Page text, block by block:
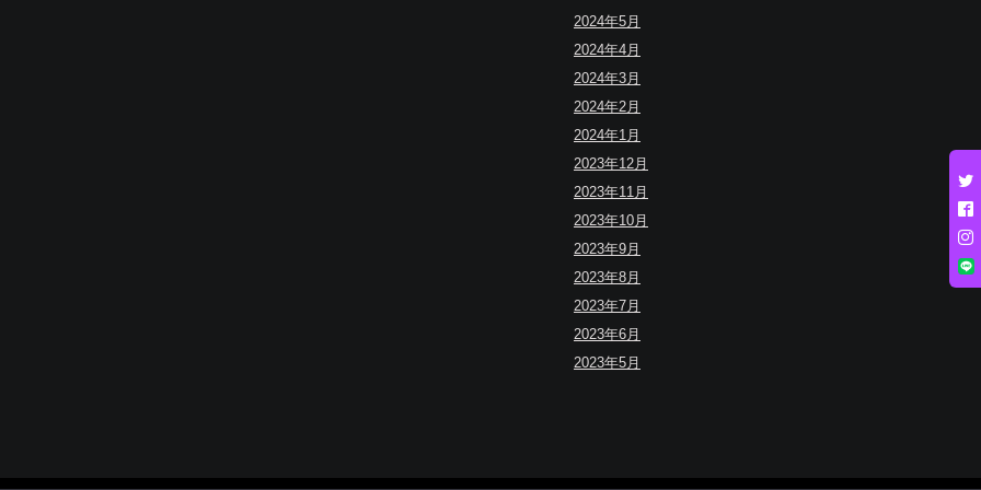
2024年5月
2024年4月
2024年3月
2024年2月
2024年1月
2023年12月
2023年11月
2023年10月
2023年9月
2023年8月
2023年7月
2023年6月
2023年5月